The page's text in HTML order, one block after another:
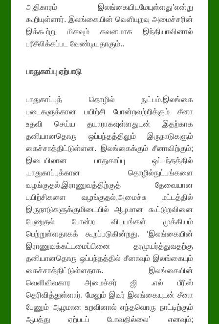
அதிகாரம் இலங்கையிடமேயுள்ளது’என்று
கூறியுள்ளார். இலங்கையின் வெளியுறவு அமைச்சரின்
இக்கூற்று மிகவும் கவனமாக இந்தியாவினால்
பரீசீலிக்கப்பட வேண்டியதாகும்..
பாதுகாப்பு ஏற்பாடு
பாதுகாப்புத் தொழில் நுட்பம்,இலங்கை
படைகளுக்கான பயிற்சி போன்றவற்றிக்கும் சீனா
உதவி செய்ய தயாராகவுள்ளதுடன் இதற்காக
தனியானதொரு ஒப்பந்தத்திலும் இருநாடுகளும்
கைச்சாத்திட்டுள்ளன. இலங்கைக்கும் சீனாவிற்கும்;
இடையிலான பாதுகாப்பு ஒப்பந்தத்தில்
,பாதுகாப்புக்கான தொழில்நுட்பங்களை
வழங்குதல்,இராணுவத்திற்குத் தேவையான
பயிற்சிகளை வழங்குதல்,அமைச்சு மட்டத்தில்
இருநாடுகளுக்குமிடையில் ஆழமான கூட்டுறவினை
பேணுதல் போன்ற விடயங்கள் முக்கியம்
பெற்றுள்ளதாகக் கூறப்படுகின்றது. ‘இலங்கையின்
இராணுவக்கட்டமைப்பினை தரமுயர்த்துவதற்கு
தனியானதொரு ஒப்பந்தத்தில் சீனாவும் இலங்கையும்
கைச்சாத்திட்டுள்ளதாக. இலங்கையின்
வெளிவிவகார அமைச்சர் ஜி .எல் பீரிஸ்
தெரிவித்துள்ளார். மேலும் இவர் இலங்கையுடன் சீனா
பேணும் ஆழமான உறவினால் எந்தவொரு நாட்டிற்கும்
ஆபத்து ஏற்படப் போவதில்லை’ எனவும்;